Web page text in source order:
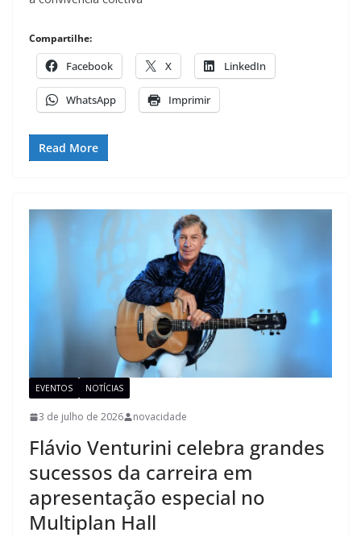
Compartilhe:
Facebook X LinkedIn
WhatsApp Imprimir
Read More
EVENTOS NOTÍCIAS
3 de julho de 2026 novacidade
Flávio Venturini celebra grandes
sucessos da carreira em
apresentação especial no
Multiplan Hall